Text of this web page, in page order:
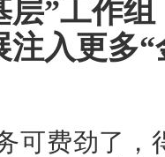
层”工作
注入更多“
可费劲了，